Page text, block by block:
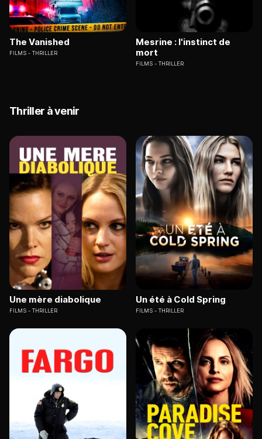
The Vanished
FILMS THRILLER
Mesrine : l'instinct de
mort
FILMS THRILLER
Thriller à venir
Une mère diabolique
FILMS THRILLER
Un été à Cold Spring
FILMS THRILLER